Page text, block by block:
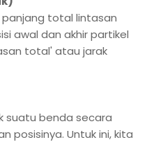
panjang total lintasan
awal dan akhir partikel
total' atau jarak
suatu benda secara
posisinya. Untuk ini, kita